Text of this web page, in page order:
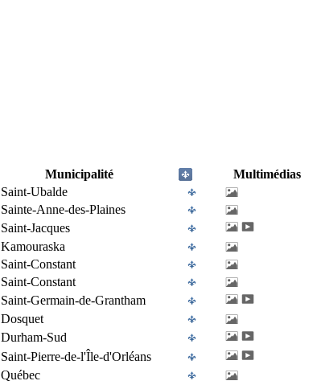
Municipalité
Multimédias
Saint-Ubalde
Sainte-Anne-des-Plaines
Saint-Jacques
Kamouraska
Saint-Constant
Saint-Constant
Saint-Germain-de-Grantham
Dosquet
Durham-Sud
Saint-Pierre-de-l'Île-d'Orléans
Québec